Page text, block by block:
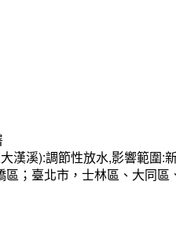
漢溪):調節性放水,影響範圍
區；臺北市，士林區、大同